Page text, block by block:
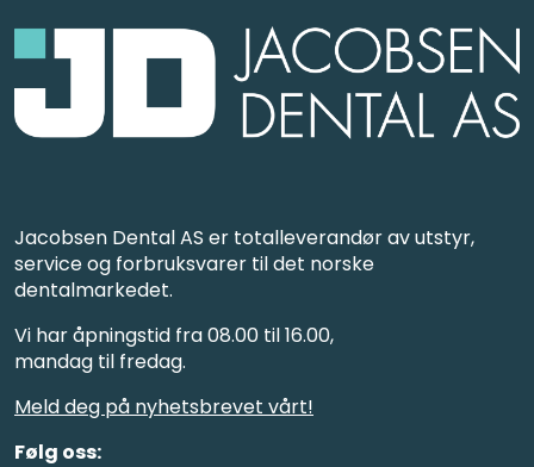
Jacobsen Dental AS er totalleverandør av utstyr,
service og forbruksvarer til det norske
dentalmarkedet.
Vi har åpningstid fra 08.00 til 16.00,
mandag til fredag.
Meld deg på nyhetsbrevet vårt!
Følg oss: